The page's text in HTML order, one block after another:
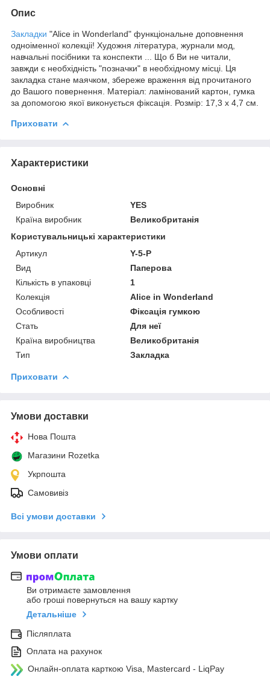
Опис
Закладки "Alice in Wonderland" функціональне доповнення
одноіменної колекціі! Художня література, журнали мод,
навчальні посібники та конспекти ... Що б Ви не читали,
завжди є необхідність "позначки" в необхідному місці. Ця
закладка стане маячком, збереже враження від прочитаного
до Вашого повернення. Матеріал: ламінований картон, гумка
за допомогою якої виконується фіксація. Розмір: 17,3 х 4,7 см.
Приховати
Характеристики
Основні
Виробник
YES
Країна виробник
Великобританія
Користувальницькі характеристики
Артикул
Y-5-P
Вид
Паперова
Кількість в упаковці
1
Колекція
Alice in Wonderland
Особливості
Фіксація гумкою
Стать
Для неї
Країна виробництва
Великобританія
Тип
Закладка
Приховати
Умови доставки
Нова Пошта
Магазини Rozetka
Укрпошта
Самовивіз
Всі умови доставки
Умови оплати
Ви отримаєте замовлення
або гроші повернуться на вашу картку
Детальніше
Післяплата
Оплата на рахунок
Онлайн-оплата карткою Visa, Mastercard - LiqPay